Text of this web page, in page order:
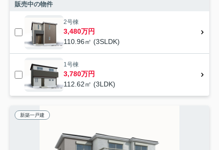
販売中の物件
2号棟
3,480万円
110.96㎡ (3SLDK)
1号棟
3,780万円
112.62㎡ (3LDK)
新築一戸建